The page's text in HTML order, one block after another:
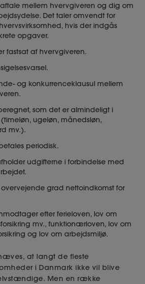
mellem hvervgiveren og dig om
Det taler omvendt for
hvis der indgås
opgaver.
fastsat af hvervgiveren.
og konkurrenceklausul mellem
som det er almindeligt i
ugeløn, månedsløn,
mv.).
periodisk.
udgifterne i forbindelse med
grad nettoindkomst for
efter ferieloven, lov om
mv., funktionærloven, lov om
og lov om arbejdsmiljø.
at langt de fleste
i Danmark ikke vil blive
Men en række